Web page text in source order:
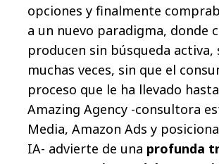
opciones y finalmente
a un nuevo paradigma, donde
producen sin búsqueda
muchas veces, sin que el
proceso que le ha llevado
Amazing Agency -consultora
Media, Amazon Ads y
IA- advierte de una profunda